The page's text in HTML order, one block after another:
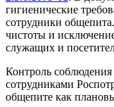
гигиенические
сотрудники
чистоты и
служащих и
Контроль
сотрудниками
общепите как